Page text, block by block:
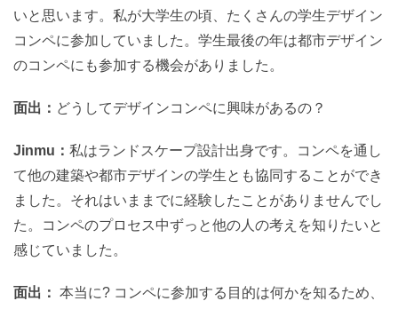
いと思います。私が大学生の頃、たくさんの学生デザイン
コンペに参加していました。学生最後の年は都市デザイン
のコンペにも参加する機会がありました。
面出： どうしてデザインコンペに興味があるの？
Jinmu： 私はランドスケープ設計出身です。コンペを通し
て他の建築や都市デザインの学生とも協同することができ
ました。それはいままでに経験したことがありませんでし
た。コンペのプロセス中ずっと他の人の考えを知りたいと
感じていました。
面出： 本当に? コンペに参加する目的は何かを知るため、